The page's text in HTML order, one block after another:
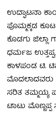
ಉದ್ಘಾಟನಾ
ಪೊಮ್ಮಕ್ಕಡ
ಕೊಡಗು ಜಿಲ್ಲಾ
ಧರ್ಮಜ
ಕಾಳಪಂಡ ಟಿ.
ಮೊದಲಾದವರು
ಸರಿತ ತಮ್ಮಯ್ಯ
ಟಾಟು ಮೊಣ್ಣಪ್ಪ